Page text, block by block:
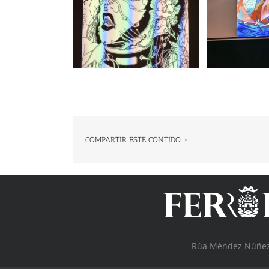
COMPARTIR ESTE CONTIDO >
Rúa Méndez